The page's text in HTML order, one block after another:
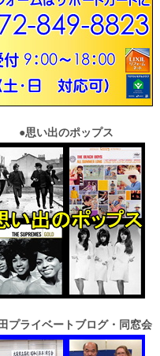
●思い出のポップス
プライベートブログ・同窓会